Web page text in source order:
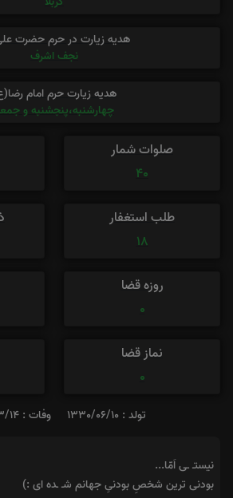
هدیه زیارت در حرم حضرت
نجف اشرف
هدیه زیارت حرم امام
چهارشنبه،پنجشنبه و
صلوات شمار
40
طلب استغفار
18
روزه قضا
0
نماز قضا
0
تولد : 1330/06/10 وفات : 1393/03/14
نیستـ ـی اَمّا...
بودنی ترین شخصِ بودنیِ جهانم شـ ـده ای :)